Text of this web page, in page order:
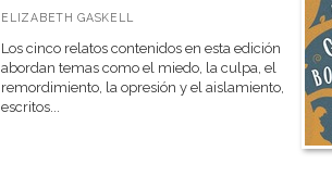
ELIZABETH GASKELL
Los cinco relatos contenidos en esta edición
abordan temas como el miedo, la culpa, el
remordimiento, la opresión y el aislamiento,
escritos...